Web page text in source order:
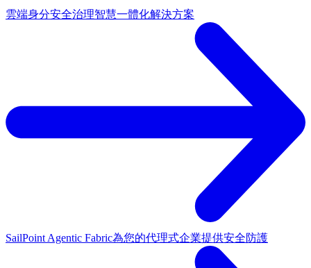
雲端身分安全治理智慧一體化解決方案
SailPoint Agentic Fabric為您的代理式企業提供安全防護